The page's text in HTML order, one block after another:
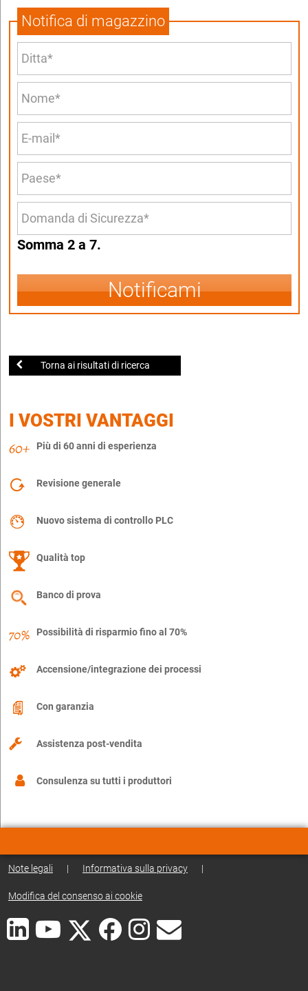
Notifica di magazzino
Somma 2 a 7.
Notificami
Torna ai risultati di ricerca
I VOSTRI VANTAGGI
Più di 60 anni di esperienza
Revisione generale
Nuovo sistema di controllo PLC
Qualità top
Banco di prova
Possibilità di risparmio fino al 70%
Accensione/integrazione dei processi
Con garanzia
Assistenza post-vendita
Consulenza su tutti i produttori
Note legali | Informativa sulla privacy |
Modifica del consenso ai cookie